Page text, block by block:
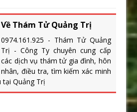
Về Thám Tử Quảng Trị
0974.161.925 - Thám Tử Quảng
Trị - Công Ty chuyên cung cấp
các dịch vụ thám tử gia đình, hôn
nhân, điều tra, tìm kiếm xác minh
tại Quảng Trị